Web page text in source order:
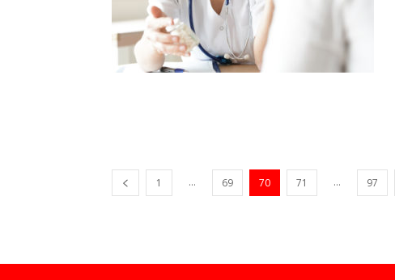
1 ... 69 70 71 ... 97